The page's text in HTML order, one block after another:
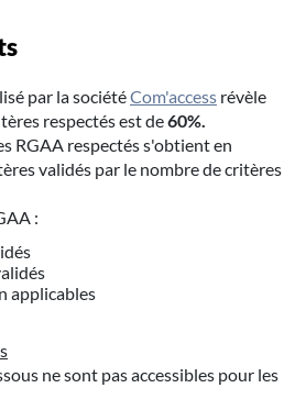
par la sociétéCom'access révèle
respectés est de60%.
RGAA respectés s'obtient en
validés par le nombre de critères
:
applicables
ne sont pas accessibles pour les